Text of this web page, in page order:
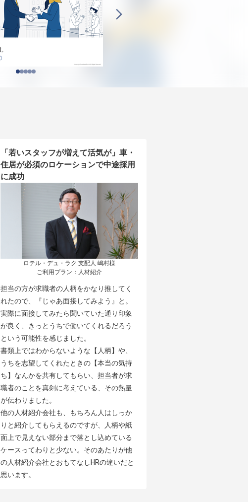
「若いスタッフが増えて活気が」車・
住居が必須のロケーションで中途採用
に成功
ロテル・デュ・ラク 支配人 嶋村様
ご利用プラン：人材紹介
担当の方が求職者の人柄をかなり推してく
れたので、『じゃあ面接してみよう』と。
実際に面接してみたら聞いていた通り印象
が良く、きっとうちで働いてくれるだろう
という可能性を感じました。
書類上ではわからないような【人柄】や、
うちを志望してくれたときの【本当の気持
ち】なんかを共有してもらい、担当者が求
職者のことを真剣に考えている、その熱量
が伝わりました。
他の人材紹介会社も、もちろん人はしっか
りと紹介してもらえるのですが、人柄や紙
面上で見えない部分まで落とし込めている
ケースってわりと少ない。そのあたりが他
の人材紹介会社とおもてなしHRの違いだと
思います。